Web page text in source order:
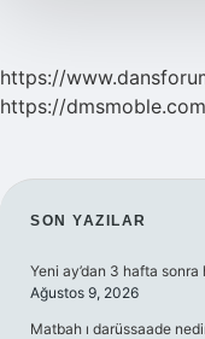
https://
https://
SON YAZILAR
Yeni ay’dan 3 hafta
Ağustos 9, 2026
Matbah ı darüssaade